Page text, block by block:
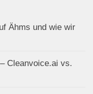
Ähms und wie wir
Cleanvoice.ai vs.